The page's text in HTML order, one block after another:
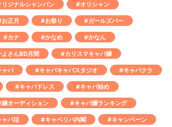
ジナルシャンパン #オリシャン
お正月 #お祭り #ガールズバー
#カナ #かなめ #かなん
よさんBD月間 #カリスマキャバ嬢
ャバ #キャバキャバスタジオ #キャバクラ
#キャバドレス #キャバ始め
オーディション #キャバ嬢ランキング
ャバ活 #キャベリバ内閣 #キャンペーン